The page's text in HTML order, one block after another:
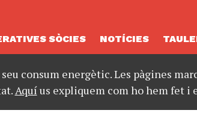
SÒCIES NOTÍCIES
consum energètic. Les pàgines
Aquíus expliquem com ho hem fet i